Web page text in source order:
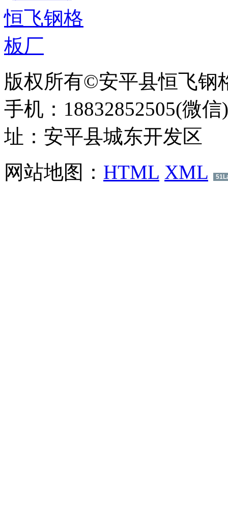
版权所有©安平县恒飞钢
手机：18832852505(微
址：安平县城东开发区
网站地图： HTML XML